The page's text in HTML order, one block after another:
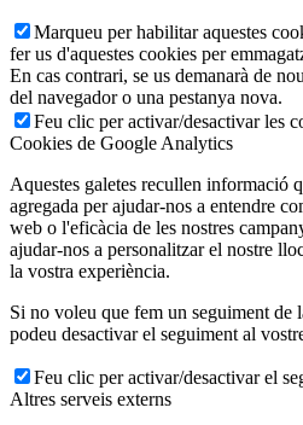
Marqueu per habilitar aquestes
fer us d'aquestes cookies per
En cas contrari, se us demanarà de
del navegador o una pestanya nova.
Feu clic per activar/desactivar les
Cookies de Google Analytics
Aquestes galetes recullen informació
agregada per ajudar-nos a entendre
web o l'eficàcia de les nostres
ajudar-nos a personalitzar el nostre
la vostra experiència.
Si no voleu que fem un seguiment de
podeu desactivar el seguiment al
Feu clic per activar/desactivar el
Altres serveis externs